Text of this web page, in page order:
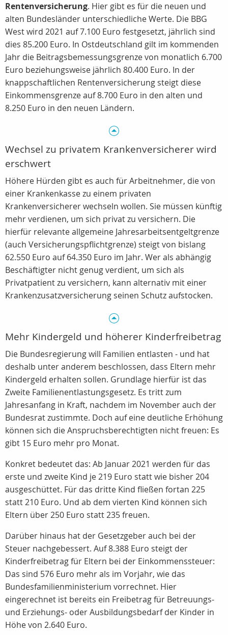
Rentenversicherung. Hier gibt es für die neuen und
alten Bundesländer unterschiedliche Werte. Die BBG
West wird 2021 auf 7.100 Euro festgesetzt, jährlich sind
dies 85.200 Euro. In Ostdeutschland gilt im kommenden
Jahr die Beitragsbemessungsgrenze von monatlich 6.700
Euro beziehungsweise jährlich 80.400 Euro. In der
knappschaftlichen Rentenversicherung steigt diese
Einkommensgrenze auf 8.700 Euro in den alten und
8.250 Euro in den neuen Ländern.
Wechsel zu privatem Krankenversicherer wird
erschwert
Höhere Hürden gibt es auch für Arbeitnehmer, die von
einer Krankenkasse zu einem privaten
Krankenversicherer wechseln wollen. Sie müssen künftig
mehr verdienen, um sich privat zu versichern. Die
hierfür relevante allgemeine Jahresarbeitsentgeltgrenze
(auch Versicherungspflichtgrenze) steigt von bislang
62.550 Euro auf 64.350 Euro im Jahr. Wer als abhängig
Beschäftigter nicht genug verdient, um sich als
Privatpatient zu versichern, kann alternativ mit einer
Krankenzusatzversicherung seinen Schutz aufstocken.
Mehr Kindergeld und höherer Kinderfreibetrag
Die Bundesregierung will Familien entlasten - und hat
deshalb unter anderem beschlossen, dass Eltern mehr
Kindergeld erhalten sollen. Grundlage hierfür ist das
Zweite Familienentlastungsgesetz. Es tritt zum
Jahresanfang in Kraft, nachdem im November auch der
Bundesrat zustimmte. Doch auf eine deutliche Erhöhung
können sich die Anspruchsberechtigten nicht freuen: Es
gibt 15 Euro mehr pro Monat.
Konkret bedeutet das: Ab Januar 2021 werden für das
erste und zweite Kind je 219 Euro statt wie bisher 204
ausgeschüttet. Für das dritte Kind fließen fortan 225
statt 210 Euro. Und ab dem vierten Kind können sich
Eltern über 250 Euro statt 235 freuen.
Darüber hinaus hat der Gesetzgeber auch bei der
Steuer nachgebessert. Auf 8.388 Euro steigt der
Kinderfreibetrag für Eltern bei der Einkommenssteuer:
Das sind 576 Euro mehr als im Vorjahr, wie das
Bundesfamilienministerium vorrechnet. Hier
eingerechnet ist bereits ein Freibetrag für Betreuungs-
und Erziehungs- oder Ausbildungsbedarf der Kinder in
Höhe von 2.640 Euro.